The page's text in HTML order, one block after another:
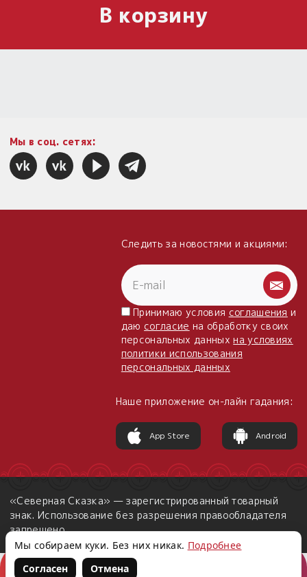
В корзину
Мы в соц. сетях:
Следить за новостями и акциями:
Принимаю условия соглашения и
даю согласие на обработку своих
персональных данныхна условиях
политики использования
персональных данных
Наше приложение он-лайн гадания:
App Store Android
«Северная Сказка» — зарегистрированный товарный
знак. Использование без разрешения правообладателя
запрещено.
Мы собираем куки. Без них никак. Подробнее
Согласен
Отмена